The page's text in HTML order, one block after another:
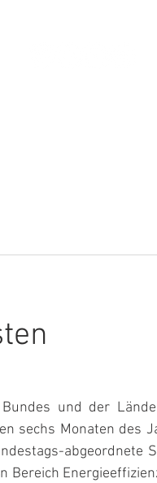
und der
sechs Monaten des
abgeordnete
Bereich